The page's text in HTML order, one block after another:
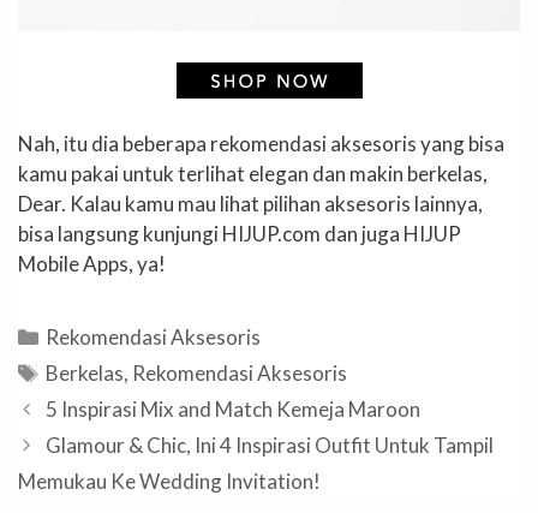
Nah, itu dia beberapa rekomendasi aksesoris yang bisa
kamu pakai untuk terlihat elegan dan makin berkelas,
Dear. Kalau kamu mau lihat pilihan aksesoris lainnya,
bisa langsung kunjungi HIJUP.com dan juga HIJUP
Mobile Apps, ya!
Categories
Rekomendasi Aksesoris
Tags
Berkelas, Rekomendasi Aksesoris
5 Inspirasi Mix and Match Kemeja Maroon
Glamour & Chic, Ini 4 Inspirasi Outfit Untuk Tampil
Memukau Ke Wedding Invitation!